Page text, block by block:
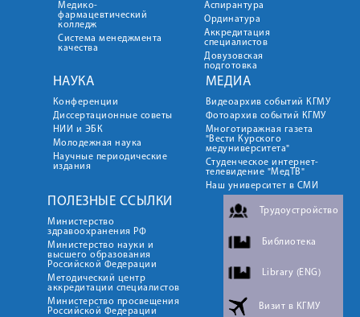
Медико-
фармацевтический
колледж
Система менеджмента
качества
Аспирантура
Ординатура
Аккредитация
специалистов
Довузовская
подготовка
НАУКА
Конференции
Диссертационные советы
НИИ и ЭБК
Молодежная наука
Научные периодические
издания
МЕДИА
Видеоархив событий КГМУ
Фотоархив событий КГМУ
Многотиражная газета
"Вести Курского
медуниверситета"
Студенческое интернет-
телевидение "МедТВ"
Наш университет в СМИ
ПОЛЕЗНЫЕ ССЫЛКИ
Министерство
здравоохранения РФ
Министерство науки и
высшего образования
Российской Федерации
Методический центр
аккредитации специалистов
Министерство просвещения
Российской Федерации
Трудоустройство
Библиотека
Library (ENG)
Визит в КГМУ